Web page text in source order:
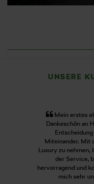
UNSERE
Mein erstes
Dankeschön an
Miteinander. Mit
Luxury zu nehmen,
der Service,
hervorragend und
mich sehr